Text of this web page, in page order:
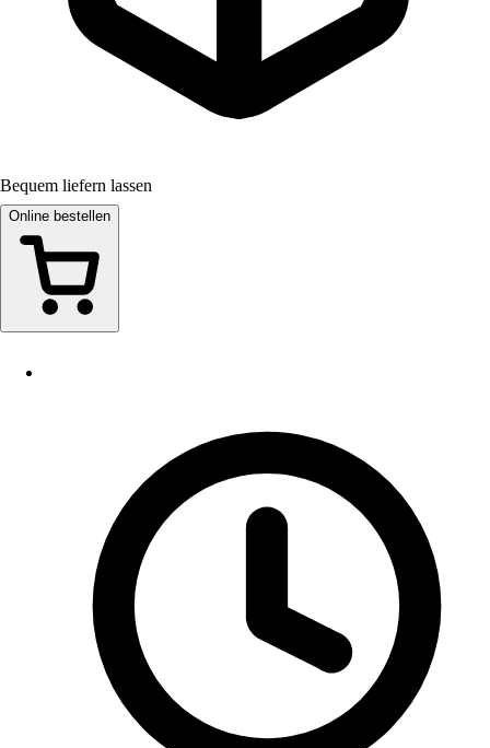
Bequem liefern lassen
Online bestellen